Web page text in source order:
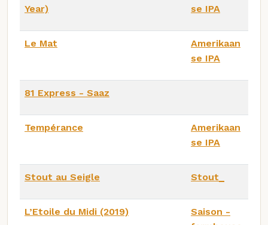
Year)
se IPA
Le Mat
Amerikaan
se IPA
81 Express - Saaz
Tempérance
Amerikaan
se IPA
Stout au Seigle Stout_
L’Etoile du Midi (2019)
Saison -